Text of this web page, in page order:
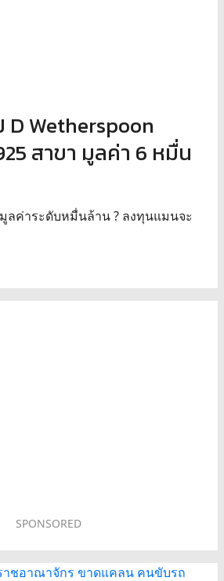
Wetherspoon
สาขา มูลค่า 6 หมื่น
ลค่าระดับหมื่นล้าน ? ลงทุนแมนจะ
SPONSORED